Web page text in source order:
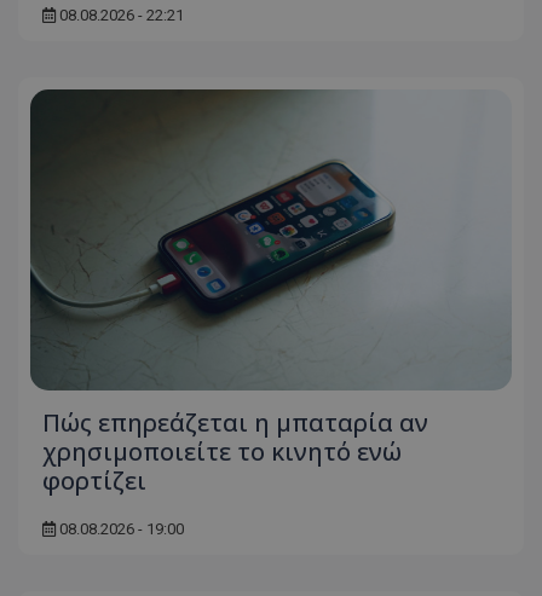
08.08.2026 - 22:21
Πώς επηρεάζεται η μπαταρία αν
χρησιμοποιείτε το κινητό ενώ
φορτίζει
08.08.2026 - 19:00